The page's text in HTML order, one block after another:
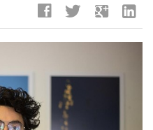
facebook twitter google linkedin